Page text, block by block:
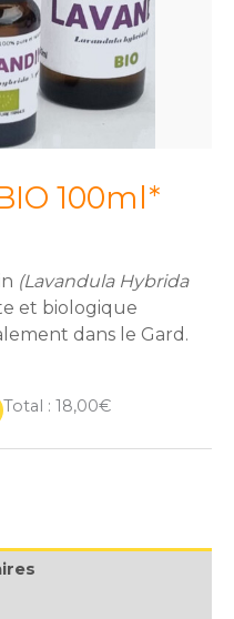
100ml*
(Lavandula Hybrida
et biologique
dans le Gard.
Total : 18,00€